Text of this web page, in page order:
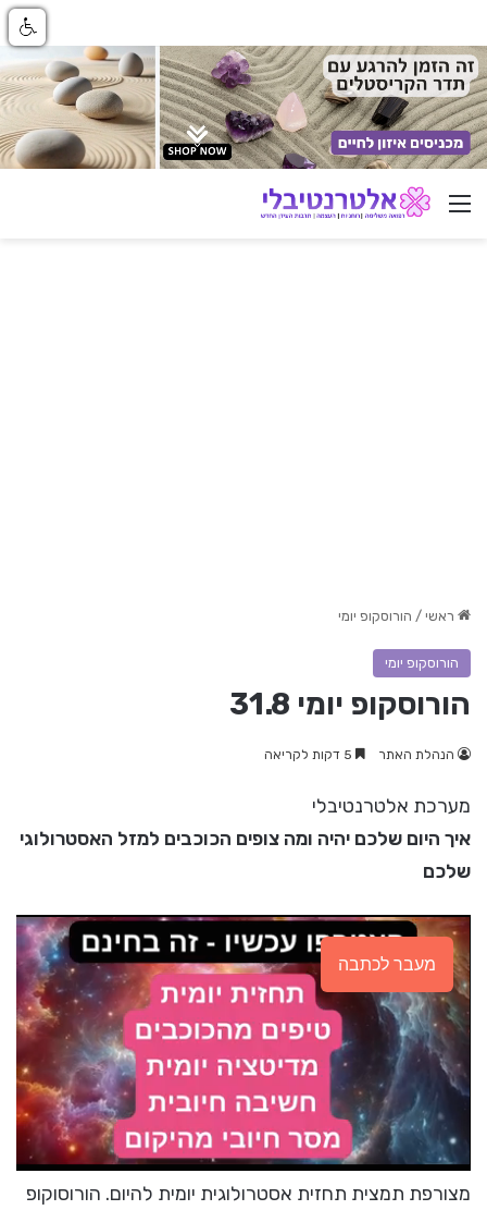
ניווט באתר
ראשי / הורוסקופ יומי
הורוסקופ יומי
הורוסקופ יומי 31.8
הנהלת האתר
מערכת אלטרנטיבלי
איך היום שלכם יהיה ומה צופים הכוכבים למזל האסטרולוגי
שלכם
מעבר לכתבה
מצורפת תמצית תחזית אסטרולוגית יומית להיום. הורוסוקופ